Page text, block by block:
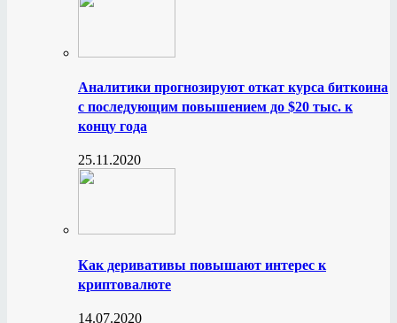
Аналитики прогнозируют откат курса биткоина
с последующим повышением до $20 тыс. к
концу года
25.11.2020
Как деривативы повышают интерес к
криптовалюте
14.07.2020